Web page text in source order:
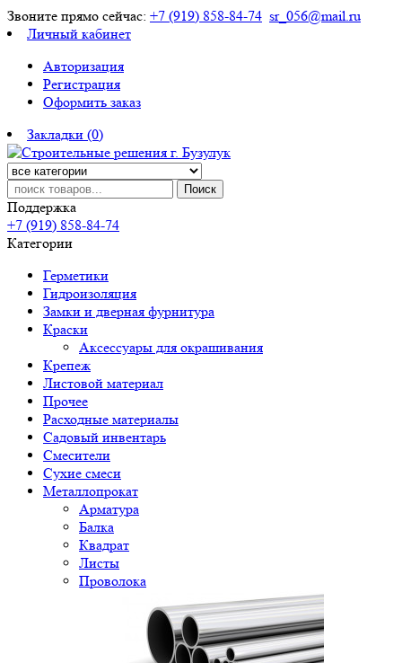
Звоните прямо сейчас: +7 (919) 858-84-74 sr_056@mail.ru
Личный кабинет
Авторизация
Регистрация
Оформить заказ
Закладки (0)
Поиск
Поддержка
+7 (919) 858-84-74
Категории
Герметики
Гидроизоляция
Замки и дверная фурнитура
Краски
Аксессуары для окрашивания
Крепеж
Листовой материал
Прочее
Расходные материалы
Садовый инвентарь
Смесители
Сухие смеси
Металлопрокат
Арматура
Балка
Квадрат
Листы
Проволока